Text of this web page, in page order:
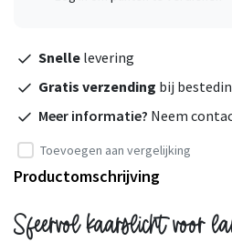
Snelle levering
Gratis verzending bij
Meer informatie? Neem
Toevoegen aan vergelijking
Productomschrijving
Sfeervol kaarslicht voor